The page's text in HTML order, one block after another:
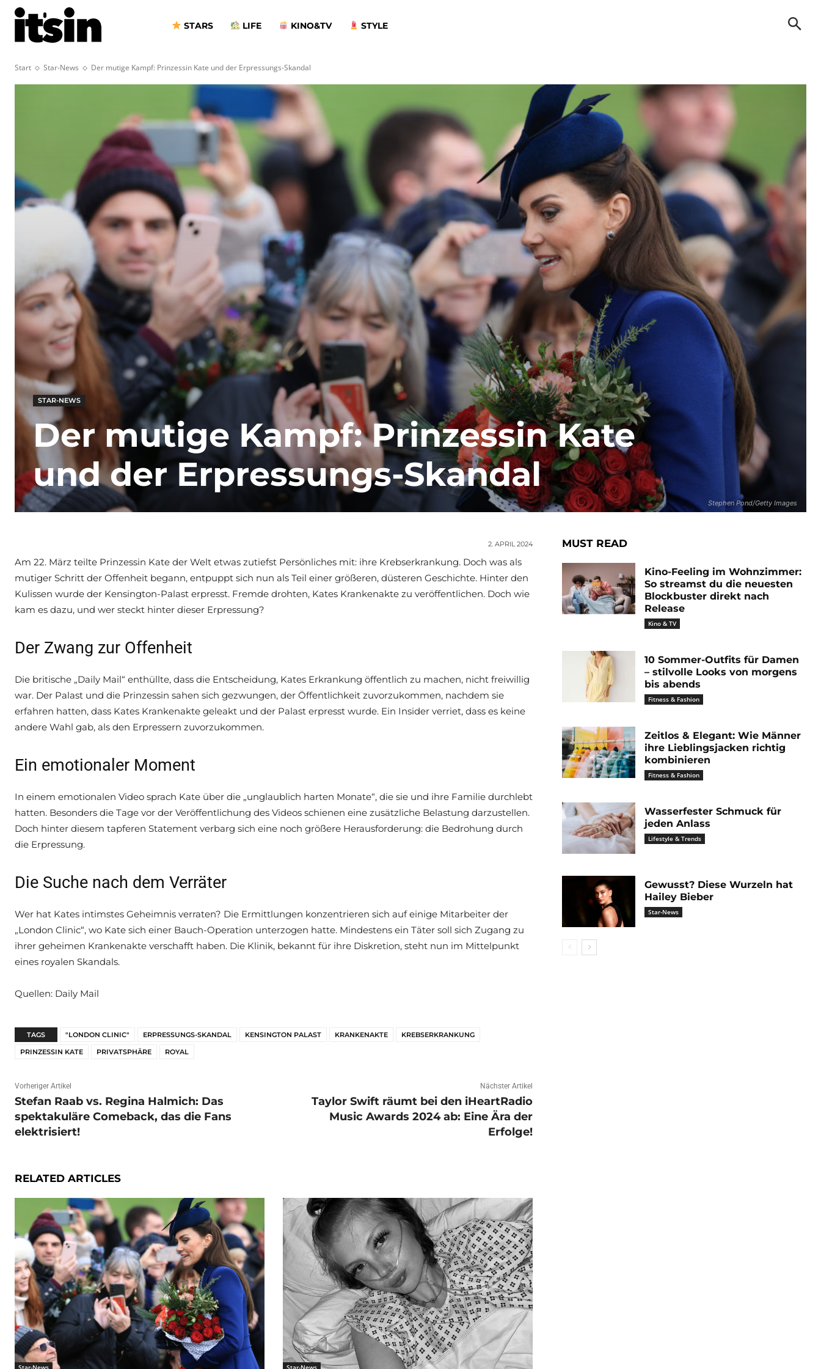
STARS LIFE KINO&TV STYLE
Start Star-News Der mutige Kampf: Prinzessin Kate und der Erpressungs-Skandal
Stephen Pond/Getty Images
STAR-NEWS
Der mutige Kampf: Prinzessin Kate
und der Erpressungs-Skandal
2. APRIL 2024
Am 22. März teilte Prinzessin Kate der Welt etwas zutiefst Persönliches mit: ihre Krebserkrankung. Doch was als
mutiger Schritt der Offenheit begann, entpuppt sich nun als Teil einer größeren, düsteren Geschichte. Hinter den
Kulissen wurde der Kensington-Palast erpresst. Fremde drohten, Kates Krankenakte zu veröffentlichen. Doch wie
kam es dazu, und wer steckt hinter dieser Erpressung?
Der Zwang zur Offenheit
Die britische „Daily Mail“ enthüllte, dass die Entscheidung, Kates Erkrankung öffentlich zu machen, nicht freiwillig
war. Der Palast und die Prinzessin sahen sich gezwungen, der Öffentlichkeit zuvorzukommen, nachdem sie
erfahren hatten, dass Kates Krankenakte geleakt und der Palast erpresst wurde. Ein Insider verriet, dass es keine
andere Wahl gab, als den Erpressern zuvorzukommen.
Ein emotionaler Moment
In einem emotionalen Video sprach Kate über die „unglaublich harten Monate“, die sie und ihre Familie durchlebt
hatten. Besonders die Tage vor der Veröffentlichung des Videos schienen eine zusätzliche Belastung darzustellen.
Doch hinter diesem tapferen Statement verbarg sich eine noch größere Herausforderung: die Bedrohung durch
die Erpressung.
Die Suche nach dem Verräter
Wer hat Kates intimstes Geheimnis verraten? Die Ermittlungen konzentrieren sich auf einige Mitarbeiter der
„London Clinic“, wo Kate sich einer Bauch-Operation unterzogen hatte. Mindestens ein Täter soll sich Zugang zu
ihrer geheimen Krankenakte verschafft haben. Die Klinik, bekannt für ihre Diskretion, steht nun im Mittelpunkt
eines royalen Skandals.
Quellen: Daily Mail
TAGS "LONDON CLINIC" ERPRESSUNGS-SKANDAL KENSINGTON PALAST KRANKENAKTE
KREBSERKRANKUNG
PRINZESSIN KATE
PRIVATSPHÄRE ROYAL
Vorheriger Artikel
Stefan Raab vs. Regina Halmich: Das
spektakuläre Comeback, das die Fans
elektrisiert!
Nächster Artikel
Taylor Swift räumt bei den iHeartRadio
Music Awards 2024 ab: Eine Ära der
Erfolge!
RELATED ARTICLES
MUST READ
Kino-Feeling im Wohnzimmer:
So streamst du die neuesten
Blockbuster direkt nach
Release
Kino & TV
10 Sommer-Outfits für Damen
– stilvolle Looks von morgens
bis abends
Fitness & Fashion
Zeitlos & Elegant: Wie Männer
ihre Lieblingsjacken richtig
kombinieren
Fitness & Fashion
Wasserfester Schmuck für
jeden Anlass
Lifestyle & Trends
Gewusst? Diese Wurzeln hat
Hailey Bieber
Star-News